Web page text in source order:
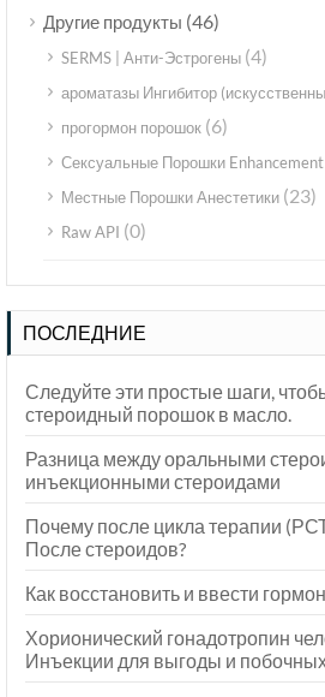
Другие продукты (46)
SERMS | Анти-Эстрогены (4)
ароматазы Ингибитор
прогормон порошок (6)
Сексуальные Порошки Enhancement
Местные Порошки Анестетики (23)
Raw API (0)
ПОСЛЕДНИЕ
Следуйте эти простые шаги,
стероидный порошок в масло.
Разница между оральными
инъекционными стероидами
Почему после цикла терапии
После стероидов?
Как восстановить и ввести
Хорионический гонадотропин
Инъекции для выгоды и